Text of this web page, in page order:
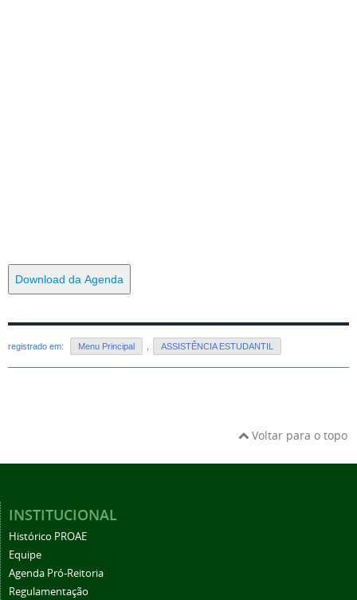
Download da Agenda
registrado em: Menu Principal ASSISTÊNCIA ESTUDANTIL
Voltar para o topo
INSTITUCIONAL
Histórico PROAE
Equipe
Agenda Pró-Reitoria
Regulamentação